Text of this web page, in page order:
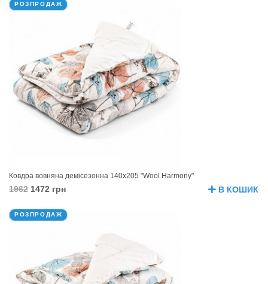
РОЗПРОДАЖ
Ковдра вовняна демісезонна 140х205 "Wool Harmony"
1962 1472 грн В КОШИК
РОЗПРОДАЖ